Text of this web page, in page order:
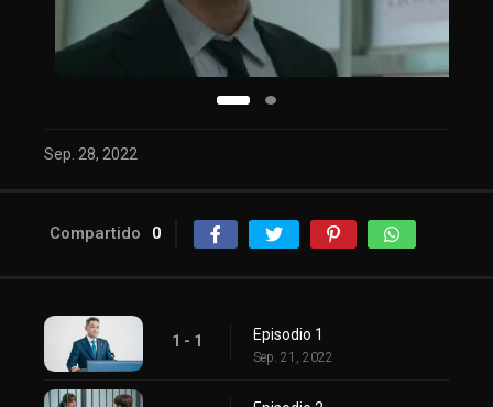
Sep. 28, 2022
Compartido 0
1 - 1 Episodio 1
Sep. 21, 2022